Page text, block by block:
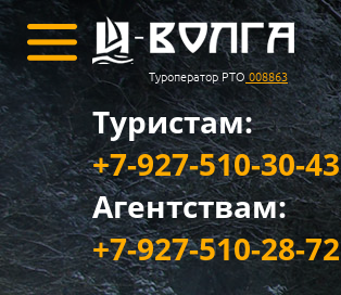
Туроператор РТО 008863
Туристам:
+7-927-510-30-43
Агентствам:
+7-927-510-28-72